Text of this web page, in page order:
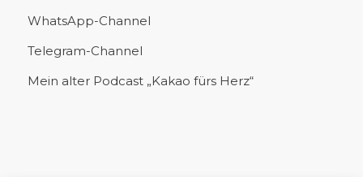
WhatsApp-Channel
Telegram-Channel
Mein alter Podcast „Kakao fürs Herz“